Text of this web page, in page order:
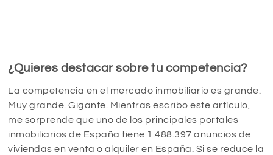
¿Quieres destacar sobre tu competencia?
La competencia en el mercado inmobiliario es grande.
Muy grande. Gigante. Mientras escribo este artículo,
me sorprende que uno de los principales portales
inmobiliarios de España tiene 1.488.397 anuncios de
viviendas en venta o alquiler en España. Si se reduce la